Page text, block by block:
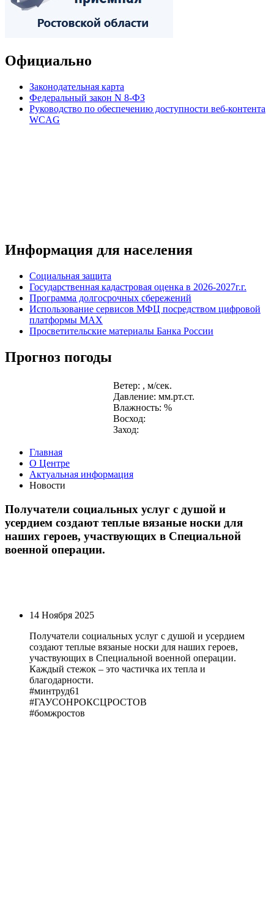
Официально
Законодательная карта
Федеральный закон N 8-ФЗ
Руководство по обеспечению доступности веб-контента
WCAG
Информация для населения
Социальная защита
Государственная кадастровая оценка в 2026-2027г.г.
Программа долгосрочных сбережений
Использование сервисов МФЦ посредством цифровой
платформы MAX
Просветительские материалы Банка России
Прогноз погоды
Ветер: , м/сек.
Давление: мм.рт.ст.
Влажность: %
Восход:
Заход:
Главная
О Центре
Актуальная информация
Новости
Получатели социальных услуг с душой и
усердием создают теплые вязаные носки для
наших героев, участвующих в Специальной
военной операции.
14 Ноября 2025
Получатели социальных услуг с душой и усердием
создают теплые вязаные носки для наших героев,
участвующих в Специальной военной операции.
Каждый стежок – это частичка их тепла и
благодарности.
#минтруд61
#ГАУСОНРОКСЦРОСТОВ
#бомжростов